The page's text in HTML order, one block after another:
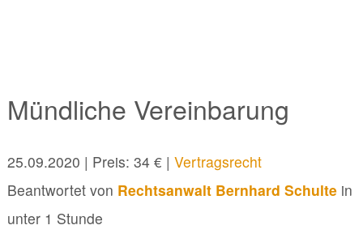
Mündliche Vereinbarung
25.09.2020 | Preis: 34 € | Vertragsrecht
Beantwortet von Rechtsanwalt Bernhard Schultein
unter 1 Stunde